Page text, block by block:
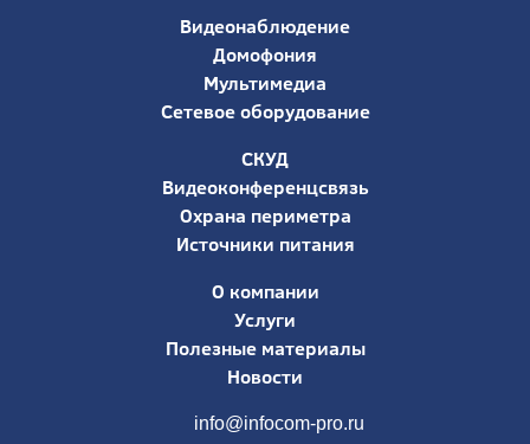
Видеонаблюдение
Домофония
Мультимедиа
Сетевое оборудование
СКУД
Видеоконференцсвязь
Охрана периметра
Источники питания
О компании
Услуги
Полезные материалы
Новости
info@infocom-pro.ru